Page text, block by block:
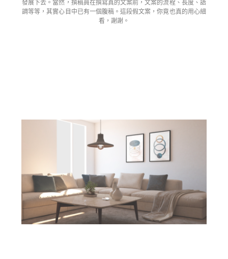
發展下去。當然，撰稿員在撰寫真的文案前，文案的流程、長度、語
調等等，其實心目中已有一個腹稿。這段假文案，你竟也真的用心細
看，謝謝。